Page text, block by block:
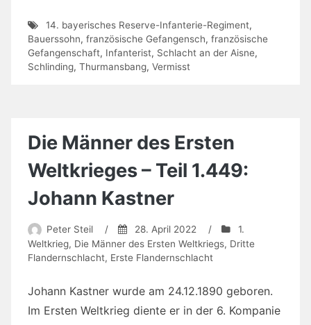
14. bayerisches Reserve-Infanterie-Regiment,
Bauerssohn, französische Gefangensch, französische
Gefangenschaft, Infanterist, Schlacht an der Aisne,
Schlinding, Thurmansbang, Vermisst
Die Männer des Ersten
Weltkrieges – Teil 1.449:
Johann Kastner
Peter Steil / 28. April 2022 /
1.
Weltkrieg, Die Männer des Ersten Weltkriegs, Dritte
Flandernschlacht, Erste Flandernschlacht
Johann Kastner wurde am 24.12.1890 geboren.
Im Ersten Weltkrieg diente er in der 6. Kompanie